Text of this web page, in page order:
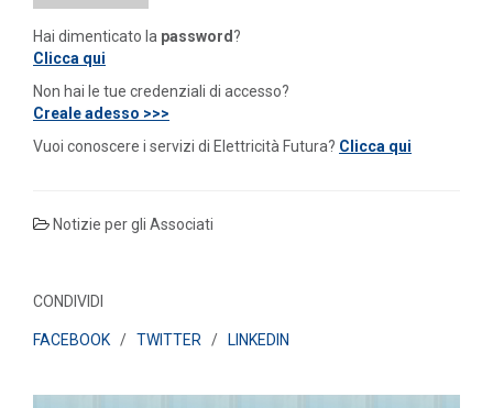
Hai dimenticato la password ?
Clicca qui
Non hai le tue credenziali di accesso?
Creale adesso >>>
Vuoi conoscere i servizi di Elettricità Futura? Clicca qui
Notizie per gli Associati
CONDIVIDI
FACEBOOK / TWITTER / LINKEDIN